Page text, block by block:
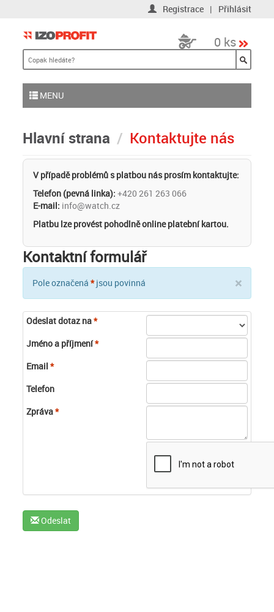
Registrace | Přihlásit
0 ks
MENU
Hlavní strana Kontaktujte nás
V případě problémů s platbou nás prosím kontaktujte:
Telefon (pevná linka): +420 261 263 066
E-mail: info@watch.cz
Platbu lze provést pohodlně online platební kartou.
Kontaktní formulář
×
Pole označená*jsou povinná
Odeslat dotaz na*
Jméno a příjmení*
Email *
Telefon
Zpráva*
Odeslat